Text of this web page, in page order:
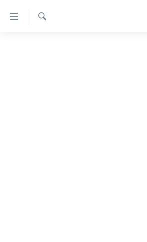
ទៅ​